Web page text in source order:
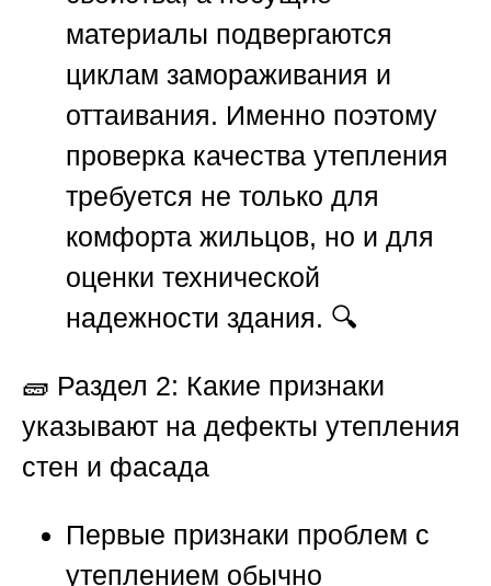
материалы подвергаются
циклам замораживания и
оттаивания. Именно поэтому
проверка качества утепления
требуется не только для
комфорта жильцов, но и для
оценки технической
надежности здания. 🔍
🧱 Раздел 2: Какие признаки
указывают на дефекты утепления
стен и фасада
Первые признаки проблем с
утеплением обычно